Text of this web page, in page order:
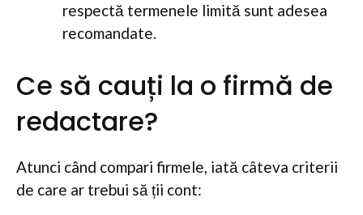
respectă termenele limită sunt adesea
recomandate.
Ce să cauți la o firmă de
redactare?
Atunci când compari firmele, iată câteva criterii
de care ar trebui să ții cont: